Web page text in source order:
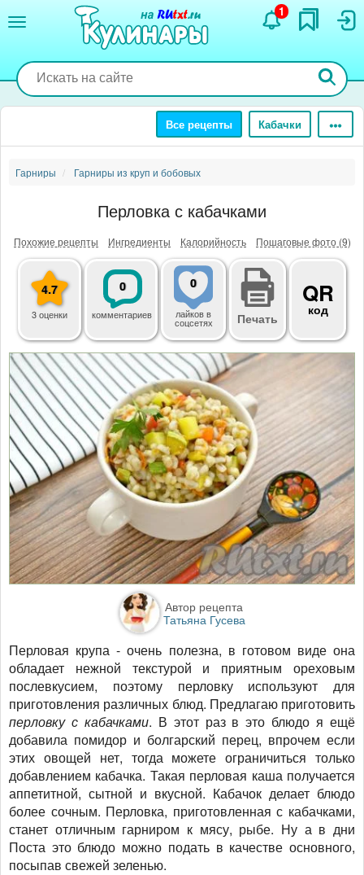
содержанию
1
Все рецепты Кабачки
Гарниры Гарниры из круп и бобовых
Перловка с кабачками
Похожие рецепты Ингредиенты Калорийность Пошаговые фото (9)
4.7
3 оценки
0
комментариев
0
лайковв
соцсетях Печать
QR
код
Автор рецепта
Татьяна Гусева
Перловая крупа - очень полезна, в готовом виде она
обладает нежной текстурой и приятным ореховым
послевкусием, поэтому перловку используют для
приготовления различных блюд. Предлагаю приготовить
перловку с кабачками. В этот раз в это блюдо я ещё
добавила помидор и болгарский перец, впрочем если
этих овощей нет, тогда можете ограничиться только
добавлением кабачка. Такая перловая каша получается
аппетитной, сытной и вкусной. Кабачок делает блюдо
более сочным. Перловка, приготовленная с кабачками,
станет отличным гарниром к мясу, рыбе. Ну а в дни
Поста это блюдо можно подать в качестве основного,
посыпав свежей зеленью.